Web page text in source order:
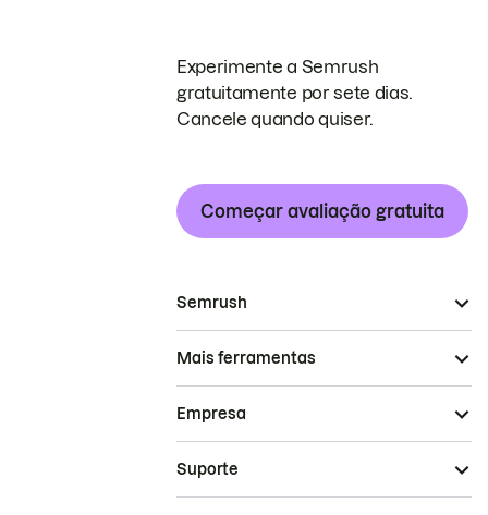
Experimente a Semrush
gratuitamente por sete dias.
Cancele quando quiser.
Começar avaliação gratuita
Semrush
Mais ferramentas
Empresa
Suporte